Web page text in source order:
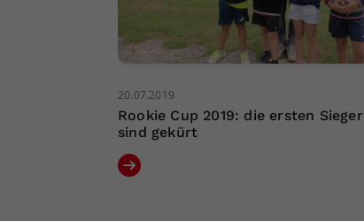
20.07.2019
Rookie Cup 2019: die ersten Sieger
sind gekürt